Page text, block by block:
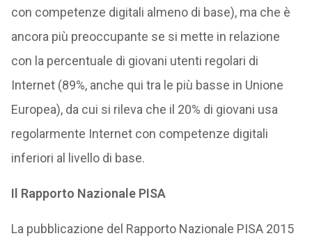
con competenze digitali almeno di base), ma che è
ancora più preoccupante se si mette in relazione
con la percentuale di giovani utenti regolari di
Internet (89%, anche qui tra le più basse in Unione
Europea), da cui si rileva che il 20% di giovani usa
regolarmente Internet con competenze digitali
inferiori al livello di base.
Il Rapporto Nazionale PISA
La pubblicazione del Rapporto Nazionale PISA 2015